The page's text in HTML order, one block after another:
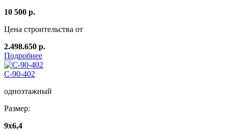
10 500 р.
Цена строительства от
2.498.650 р.
Подробнее
С-90-402
одноэтажный
Размер:
9х6,4